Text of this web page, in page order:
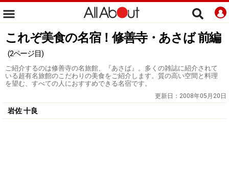
これぞ美食の名宿！修善寺・あさば 前編
(2ページ目)
ご紹介するのは修善寺の名旅館、『あさば』。多くの雑誌に紹介されて
いる超有名旅館のこだわりの美食をご紹介します。質の高い空間と料理
を望む、すべての人におすすめできる名宿です。
更新日： 2008年05月20日
岩佐 十良